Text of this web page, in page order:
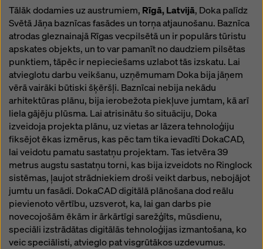
Tālāk dodamies uz austrumiem, Rīgā, Latvijā, Doka palīdz
Svētā Jāņa baznīcas fasādes un torņa atjaunošanu. Baznīca
atrodas gleznainajā Rīgas vecpilsētā un ir populārs tūristu
apskates objekts, un to var pamanīt no daudziem pilsētas
punktiem, tāpēc ir nepieciešams uzlabot tās izskatu. Lai
atvieglotu darbu veikšanu, uzņēmumam Doka bija jāņem
vērā vairāki būtiski šķēršļi. Baznīcai nebija nekādu
arhitektūras plānu, bija ierobežota piekļuve jumtam, kā arī
liela gājēju plūsma. Lai atrisinātu šo situāciju, Doka
izveidoja projekta plānu, uz vietas ar lāzera tehnoloģiju
fiksējot ēkas izmērus, kas pēc tam tika ievadīti DokaCAD,
lai veidotu pamatu sastatņu projektam. Tas ietvēra 39
metrus augstu sastatņu torni, kas bija izveidots no Ringlock
sistēmas, ļaujot strādniekiem droši veikt darbus, nebojājot
jumtu un fasādi. DokaCAD digitālā plānošana dod reālu
pievienoto vērtību, uzsverot, ka, lai gan darbs pie
novecojošām ēkām ir ārkārtīgi sarežģīts, mūsdienu,
speciāli izstrādātas digitālās tehnoloģijas izmantošana, ko
veic speciālisti, atvieglo pat visgrūtākos uzdevumus.